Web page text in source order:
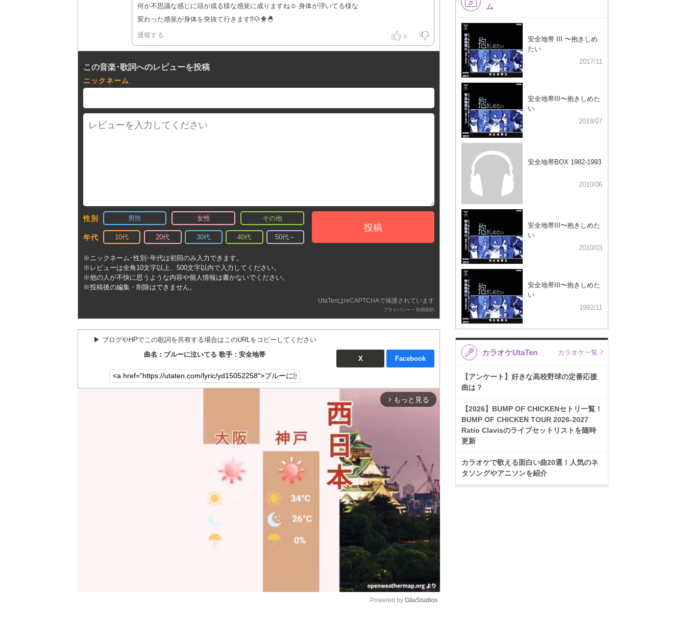
何か不思議な感じに頭が成る様な感覚に成りますね☺️ 身体が浮いてる様な
変わった感覚が身体を突抜て行きます⁉️🐶🐥🐣
通報する 0
この音楽･歌詞へのレビューを投稿
ニックネーム
性別 男性 女性 その他
年代 10代 20代 30代 40代 50代～
投稿
※ニックネーム･性別･年代は初回のみ入力できます。
※レビューは全角10文字以上、500文字以内で入力してください。
※他の人が不快に思うような内容や個人情報は書かないでください。
※投稿後の編集・削除はできません。
UtaTenはreCAPTCHAで保護されています
プライバシー - 利用契約
▶︎ ブログやHPでこの歌詞を共有する場合はこのURLをコピーしてください
曲名：ブルーに泣いてる 歌手：安全地帯
X Facebook
arrow_forward_ios もっと見る
Powered by GliaStudios
ム
安全地帯 III 〜抱きしめ
たい
2017/11
安全地帯III〜抱きしめた
い
2013/07
安全地帯BOX 1982-1993
2010/06
安全地帯III〜抱きしめた
い
2010/03
安全地帯III〜抱きしめた
い
1992/11
カラオケUtaTen カラオケ一覧
【アンケート】好きな高校野球の定番応援
曲は？
【2026】BUMP OF CHICKENセトリ一覧！
BUMP OF CHICKEN TOUR 2026-2027
Ratio Clavisのライブセットリストを随時
更新
カラオケで歌える面白い曲20選！人気のネ
タソングやアニソンを紹介